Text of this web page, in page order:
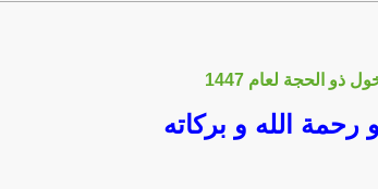
ذو الحجة لعام 1447
رحمة الله و بركاته